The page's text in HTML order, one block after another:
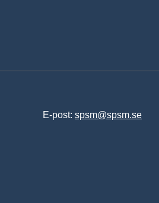
E-post: spsm@spsm.se